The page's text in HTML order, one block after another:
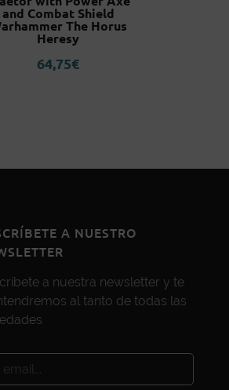
and Combat Shield
The Horus
Heresy
64,75€
A NUESTRO
a nuestra newsletter y te
al tanto de todas las